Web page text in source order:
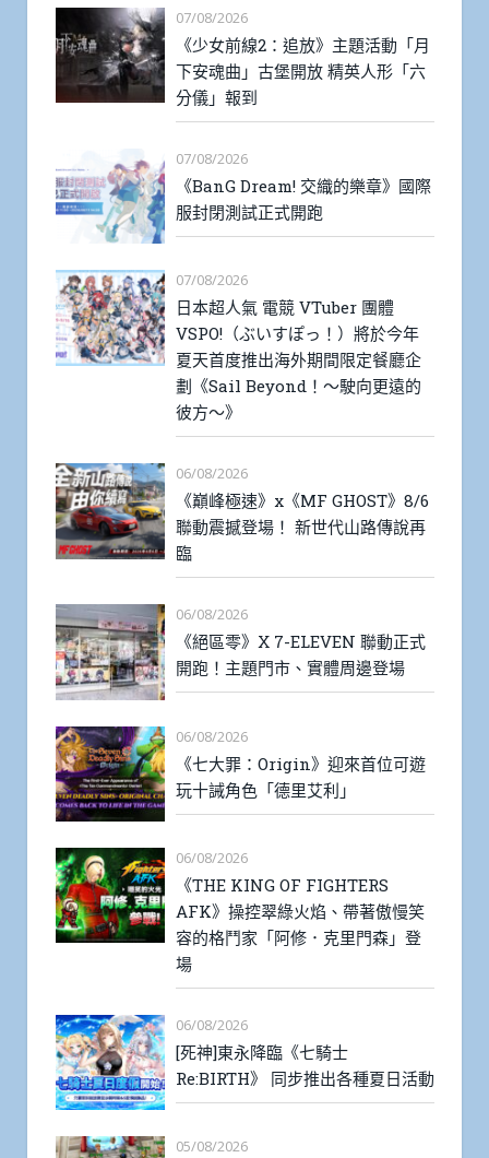
07/08/2026
《少女前線2：追放》主題活動「月
下安魂曲」古堡開放 精英人形「六
分儀」報到
07/08/2026
《BanG Dream! 交織的樂章》國際
服封閉測試正式開跑
07/08/2026
日本超人氣 電競 VTuber 團體
VSPO!（ぶいすぽっ！）將於今年
夏天首度推出海外期間限定餐廳企
劃《Sail Beyond！～駛向更遠的
彼方～》
06/08/2026
《巔峰極速》x《MF GHOST》8/6
聯動震撼登場！ 新世代山路傳說再
臨
06/08/2026
《絕區零》X 7-ELEVEN 聯動正式
開跑！主題門市、實體周邊登場
06/08/2026
《七大罪：Origin》迎來首位可遊
玩十誡角色「德里艾利」
06/08/2026
《THE KING OF FIGHTERS
AFK》操控翠綠火焰、帶著傲慢笑
容的格鬥家「阿修．克里門森」登
場
06/08/2026
[死神]東永降臨《七騎士
Re:BIRTH》 同步推出各種夏日活動
05/08/2026